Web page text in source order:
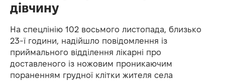
дівчину
На спецлінію 102 восьмого листопада, близько
23-ї години, надійшло повідомлення із
приймального відділення лікарні про
доставленого із ножовим проникаючим
пораненням грудної клітки жителя села